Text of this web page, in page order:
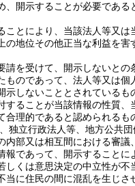
、開示することが必要である
ことにより、当該法人等又は
の地位その他正当な利益を害
請を受けて、開示しないとの
ものであって、法人等又は個
示しないこととされているも
することが当該情報の性質、
合理的であると認められるも
独立行政法人等、地方公共
内部又は相互間における審議
報であって、開示することに
しくは意思決定の中立性が不
当に住民の間に混乱を生じさ